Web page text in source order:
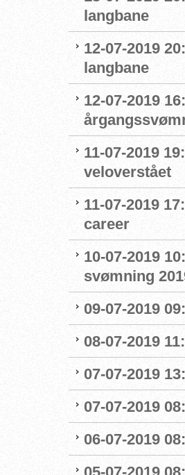
langbane
12-07-2019
langbane
12-07-2019
11-07-2019
veloverstået
11-07-2019
career
10-07-2019
svømning
09-07-2019
08-07-2019
07-07-2019
07-07-2019
06-07-2019